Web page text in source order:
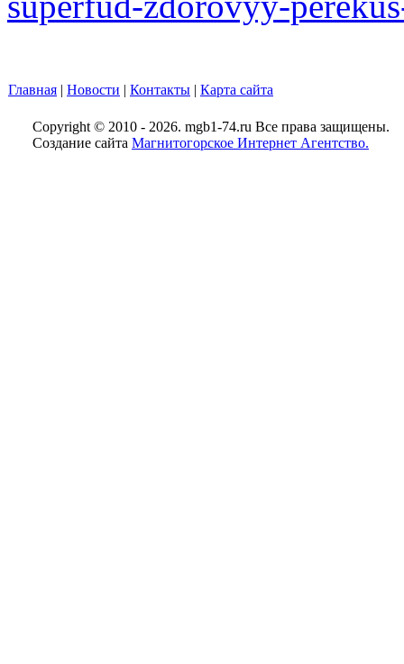
Главная | Новости | Контакты | Карта сайта
Copyright © 2010 - 2026. mgb1-74.ru Все права защищены.
Создание сайта Магнитогорское Интернет Агентство.